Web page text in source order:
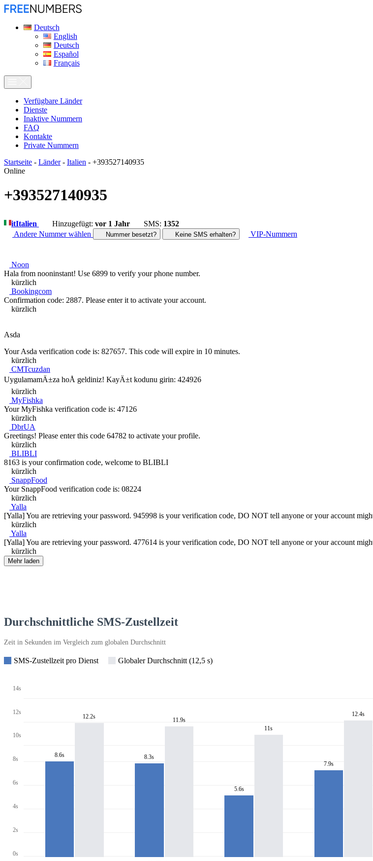
Deutsch
English
Deutsch
Español
Français
Verfügbare Länder
Dienste
Inaktive Nummern
FAQ
Kontakte
Private Nummern
Startseite - Länder- Italien - +393527140935
Online
+393527140935
itItalien Hinzugefügt: vor 1 Jahr SMS: 1352
Andere Nummer wählen
Nummer besetzt? Keine SMS erhalten? VIP-Nummern
Noon
Hala from nooninstant! Use 6899 to verify your phone number.
kürzlich
Bookingcom
Confirmation code: 2887. Please enter it to activate your account.
kürzlich
Asda
Your Asda verification code is: 827657. This code will expire in 10 minutes.
kürzlich
CMTcuzdan
UygulamamÄ±za hoÅ geldiniz! KayÄ±t kodunu girin: 424926
kürzlich
MyFishka
Your MyFishka verification code is: 47126
kürzlich
DbrUA
Greetings! Please enter this code 64782 to activate your profile.
kürzlich
BLIBLI
8163 is your confirmation code, welcome to BLIBLI
kürzlich
SnappFood
Your SnappFood verification code is: 08224
kürzlich
Yalla
[Yalla] You are retrieving your password. 945998 is your verification code, DO NOT tell anyone or your account
kürzlich
Yalla
[Yalla] You are retrieving your password. 477614 is your verification code, DO NOT tell anyone or your account
kürzlich
Mehr laden
Durchschnittliche SMS-Zustellzeit
Zeit in Sekunden im Vergleich zum globalen Durchschnitt
SMS-Zustellzeit pro Dienst Globaler Durchschnitt (12,5 s)
14s
12s
10s
8s
6s
4s
2s
0s
8.6s
12.2s
8.3s
11.9s
5.6s
11s
7.9s
12.4s